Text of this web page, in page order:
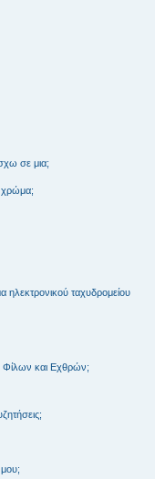
σε μια;
χρώμα;
ταχυδρομείου
Φίλων και Εχθρών;